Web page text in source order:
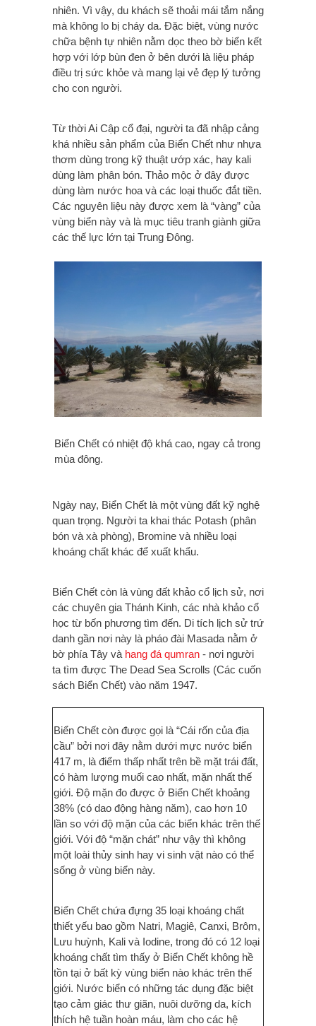
nhiên. Vì vậy, du khách sẽ thoải mái tắm nắng
mà không lo bị cháy da. Đặc biệt, vùng nước
chữa bệnh tự nhiên nằm dọc theo bờ biển kết
hợp với lớp bùn đen ở bên dưới là liệu pháp
điều trị sức khỏe và mang lại vẻ đẹp lý tưởng
cho con người.
Từ thời Ai Cập cổ đại, người ta đã nhập cảng
khá nhiều sản phẩm của Biển Chết như nhựa
thơm dùng trong kỹ thuật ướp xác, hay kali
dùng làm phân bón. Thảo mộc ở đây được
dùng làm nước hoa và các loại thuốc đắt tiền.
Các nguyên liệu này được xem là “vàng” của
vùng biển này và là mục tiêu tranh giành giữa
các thế lực lớn tại Trung Ðông.
Biển Chết có nhiệt độ khá cao, ngay cả trong
mùa đông.
Ngày nay, Biển Chết là một vùng đất kỹ nghệ
quan trọng. Người ta khai thác Potash (phân
bón và xà phòng), Bromine và nhiều loại
khoáng chất khác để xuất khẩu.
Biển Chết còn là vùng đất khảo cổ lịch sử, nơi
các chuyên gia Thánh Kinh, các nhà khảo cổ
học từ bốn phương tìm đến. Di tích lịch sử trứ
danh gần nơi này là pháo đài Masada nằm ở
bờ phía Tây và hang đá qumran - nơi người
ta tìm được The Dead Sea Scrolls (Các cuốn
sách Biển Chết) vào năm 1947.
Biển Chết còn được gọi là “Cái rốn của địa
cầu” bởi nơi đây nằm dưới mực nước biển
417 m, là điểm thấp nhất trên bề mặt trái đất,
có hàm lượng muối cao nhất, mặn nhất thế
giới. Độ mặn đo được ở Biển Chết khoảng
38% (có dao động hàng năm), cao hơn 10
lần so với độ mặn của các biển khác trên thế
giới. Với độ “mặn chát” như vậy thì không
một loài thủy sinh hay vi sinh vật nào có thể
sống ở vùng biển này.
Biển Chết chứa đựng 35 loại khoáng chất
thiết yếu bao gồm Natri, Magiê, Canxi, Brôm,
Lưu huỳnh, Kali và Iodine, trong đó có 12 loại
khoáng chất tìm thấy ở Biển Chết không hề
tồn tại ở bất kỳ vùng biển nào khác trên thế
giới. Nước biển có những tác dụng đặc biệt
tạo cảm giác thư giãn, nuôi dưỡng da, kích
thích hệ tuần hoàn máu, làm cho các hệ